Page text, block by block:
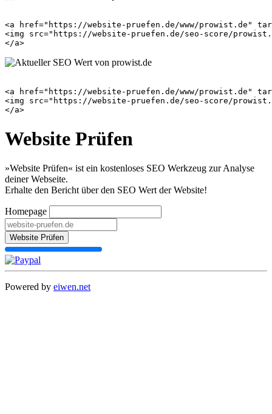
<a href="https://website-pruefen.de/www/prowist.de"
<img src="https://website-pruefen.de/seo-score/
<a href="https://website-pruefen.de/www/prowist.de"
<img src="https://website-pruefen.de/seo-score/
Website Prüfen
»Website Prüfen« ist ein kostenloses SEO Werkzeug zur Analyse
deiner Webseite.
Erhalte den Bericht über den SEO Wert der Website!
Homepage
Website Prüfen
Powered by eiwen.net